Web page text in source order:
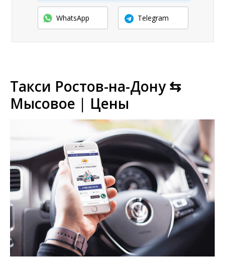
WhatsApp Telegram
Такси Ростов-на-Дону ⇆
Мысовое | Цены